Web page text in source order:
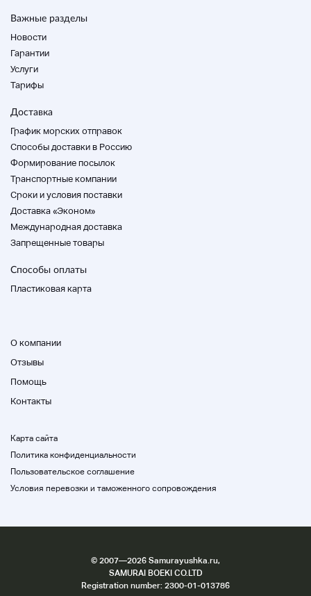
Важные разделы
Новости
Гарантии
Услуги
Тарифы
Доставка
График морских отправок
Способы доставки в Россию
Формирование посылок
Транспортные компании
Cроки и условия поставки
Доставка «Эконом»
Международная доставка
Запрещенные товары
Способы оплаты
Пластиковая карта
О компании
Отзывы
Помощь
Контакты
Карта сайта
Политика конфиденциальности
Пользовательское соглашение
Условия перевозки и таможенного сопровождения
© 2007—2026 Samurayushka.ru,
SAMURAI BOEKI CO.LTD
Registration number: 2300-01-013786